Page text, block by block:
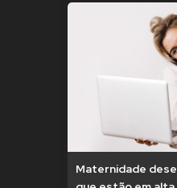
Maternidade